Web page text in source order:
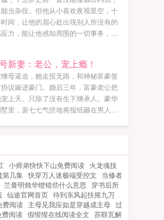
能当杂役。但他从小喜欢夜视星空，十
间，让他的眉心处出现别人所没有的
力，能让他感知周围的一切事务，并
展神速练武技，无师能自通易容变声，
惟肖。在这个武者为尊的世界，最终
步成为睥睨天下的至尊...
新妻：老公，宠上瘾！
母逼迫，她走投无路，和神秘富豪签
议嫁进豪门。婚后三年，富豪老公把
上天。只除了没有生下继承人。豪华
里，裴七七气愤地将报纸砸在男人身
猪！唐！煜！她气得跳脚！男人轻笑
有孩...
小师弟快快下山免费阅读 火龙魂技
第几集 快穿万人迷极端受控文 当修者
兰膏明烛华镫错些什么意思 穿书后所
仙途官网首页 待到东风起扶摇九万
费阅读 主母见我应如是穿越成主母 过
阅读 假惺惺在线阅读全文 苏联瓦解